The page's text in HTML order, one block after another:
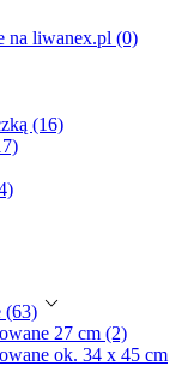
na liwanex.pl (0)
(16)
(63)
27 cm (2)
ok. 34 x 45 cm